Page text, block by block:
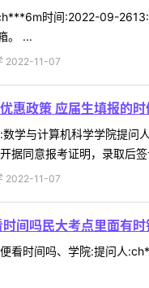
时间:2022-09-
。 ...
2022-11-07
惠政策 应届生填报的时
学与计算机科学学院提
据同意报考证明，录取后
2022-11-07
间吗民大考点里面有时
看时间吗、学院:提问人